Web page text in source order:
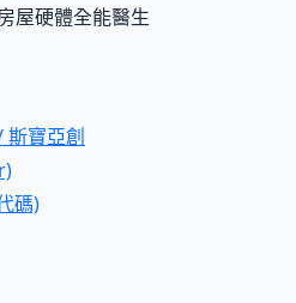
屋硬體全能醫生
寶亞創
碼)